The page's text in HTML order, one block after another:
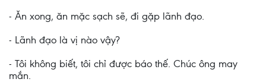
- Ăn xong, ăn mặc sạch sẽ, đi gặp lãnh đạo.
- Lãnh đạo là vị nào vậy?
- Tôi không biết, tôi chỉ được báo thế. Chúc ông may
mắn.